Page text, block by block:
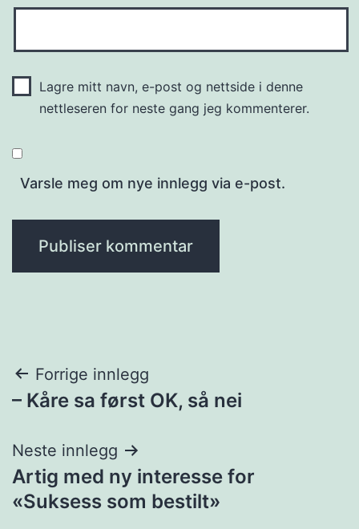
Lagre mitt navn, e-post og nettside i denne
nettleseren for neste gang jeg kommenterer.
Varsle meg om nye innlegg via e-post.
Innleggsnavigasjon
Forrige innlegg
– Kåre sa først OK, så nei
Neste innlegg
Artig med ny interesse for
«Suksess som bestilt»